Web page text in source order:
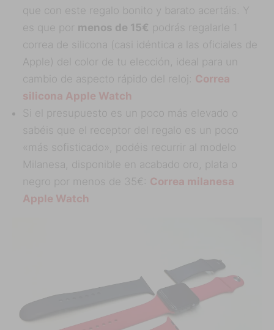
que con este regalo bonito y barato acertáis. Y
es que por menos de 15€ podrás regalarle 1
correa de silicona (casi idéntica a las oficiales de
Apple) del color de tu elección, ideal para un
cambio de aspecto rápido del reloj: Correa
silicona Apple Watch
Si el presupuesto es un poco más elevado o
sabéis que el receptor del regalo es un poco
«más sofisticado», podéis recurrir al modelo
Milanesa, disponible en acabado oro, plata o
negro por menos de 35€: Correa milanesa
Apple Watch